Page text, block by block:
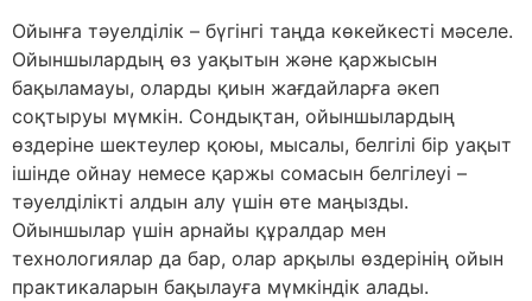
Ойынға тәуелділік – бүгінгі таңда көкейкесті мәселе.
Ойыншылардың өз уақытын және қаржысын
бақыламауы, оларды қиын жағдайларға әкеп
соқтыруы мүмкін. Сондықтан, ойыншылардың
өздеріне шектеулер қоюы, мысалы, белгілі бір уақыт
ішінде ойнау немесе қаржы сомасын белгілеуі –
тәуелділікті алдын алу үшін өте маңызды.
Ойыншылар үшін арнайы құралдар мен
технологиялар да бар, олар арқылы өздерінің ойын
практикаларын бақылауға мүмкіндік алады.